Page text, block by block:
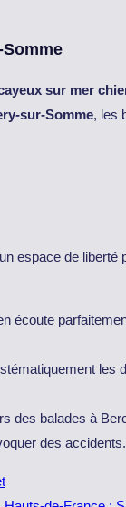
sur mer
sur-Somme, les
espace de
écoute
les
des balades à
des accidents.